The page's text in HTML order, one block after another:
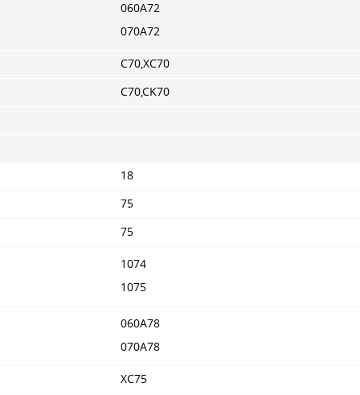
060A72
070A72
C70,XC70
C70,CK70
18
75
75
1074
1075
060A78
070A78
XC75